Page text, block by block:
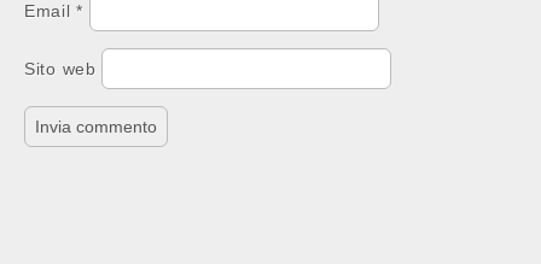
Email*
Sito web